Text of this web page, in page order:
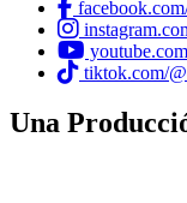
tiktok.com/
Una